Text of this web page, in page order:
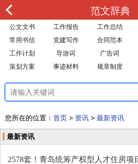
范文辞典
公文文书 工作报告 工作总结
常用书信
党建写作 合同范本
工作计划
导游词 广告词
策划方案
事迹材料 规章制度
您所在的位置： 首页 > 资讯 > 最新资讯
最新资讯
2578套！青岛统筹产权型人才住房